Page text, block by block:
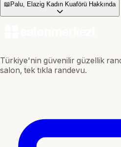
📖 Palu, Elazig Kadın Kuaförü Hakkında
Türkiye'nin güvenilir güzellik
salon, tek tıkla randevu.